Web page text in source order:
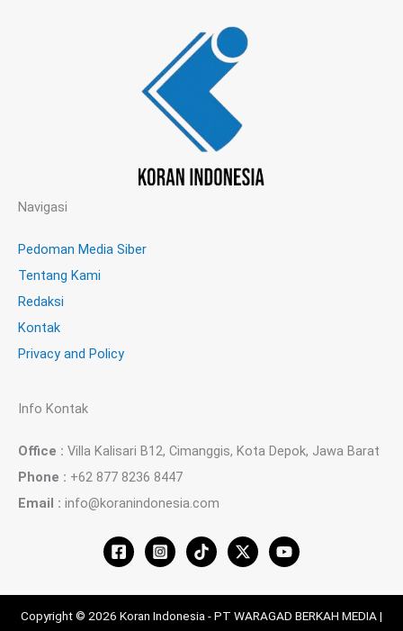
Navigasi
Pedoman Media Siber
Tentang Kami
Redaksi
Kontak
Privacy and Policy
Info Kontak
Office : Villa Kalisari B12, Cimanggis, Kota Depok, Jawa Barat
Phone : +62 877 8236 8447
Email : info@koranindonesia.com
Copyright © 2026 Koran Indonesia - PT WARAGAD BERKAH MEDIA |